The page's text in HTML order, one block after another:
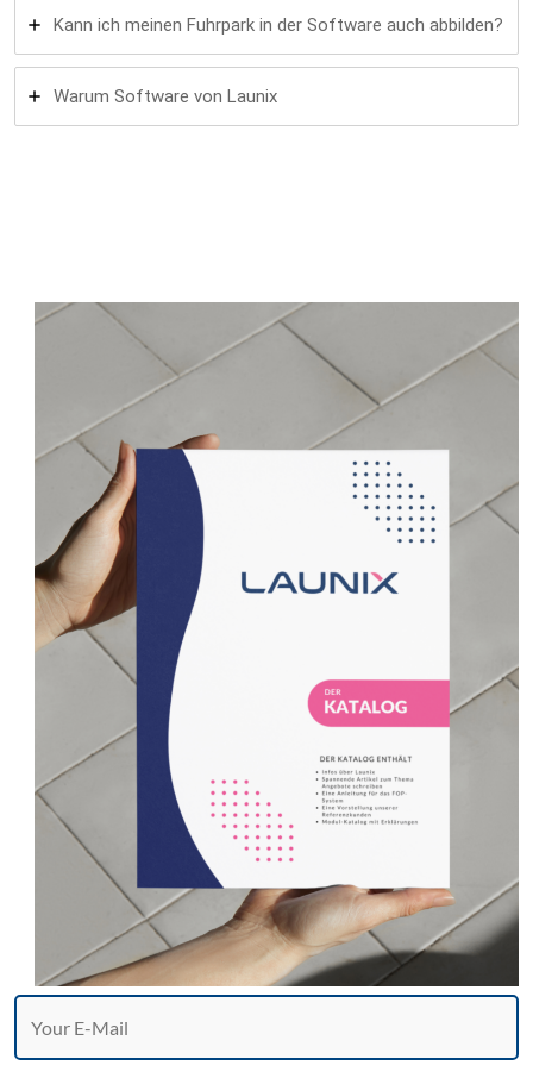
Kann ich meinen Fuhrpark in der Software auch abbilden?
Warum Software von Launix